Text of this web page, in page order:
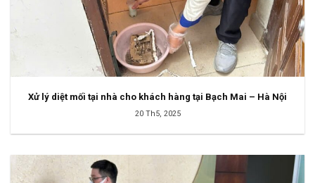
Xử lý diệt mối tại nhà cho khách hàng tại Bạch Mai – Hà Nội
20 Th5, 2025